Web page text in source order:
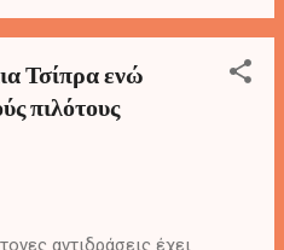
(Homo sapiens) που
που βρέθηκε στην ίδια
Πελοποννήσου και
Τσίπρα ενώ
πιλότους
αντιδράσεις έχει